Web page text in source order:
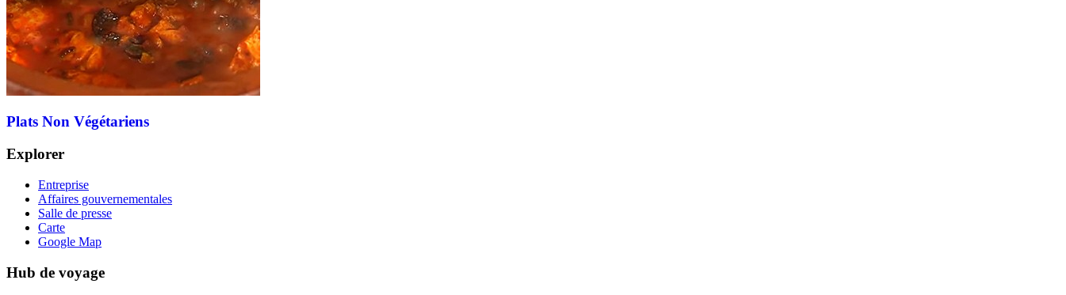
Plats Non Végétariens
Explorer
Entreprise
Affaires gouvernementales
Salle de presse
Carte
Google Map
Hub de voyage